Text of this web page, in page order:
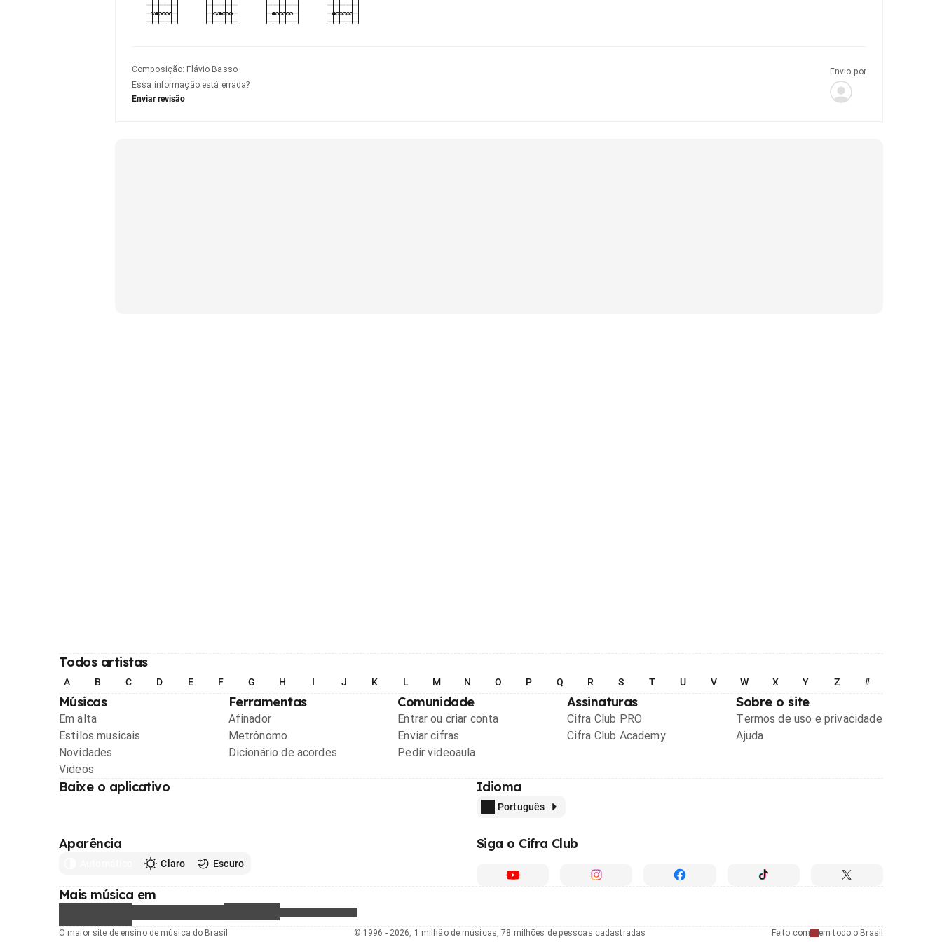
Composição: Flávio Basso
Essa informação está errada?
Enviar revisão
Envio por
Todos artistas
A B C D E F G H I J K L M N O P Q R S T U V W X Y Z #
Músicas
Em alta
Estilos musicais
Novidades
Videos
Ferramentas
Afinador
Metrônomo
Dicionário de acordes
Comunidade
Entrar ou criar conta
Enviar cifras
Pedir videoaula
Assinaturas
Cifra Club PRO
Cifra Club Academy
Sobre o site
Termos de uso e privacidade
Ajuda
Baixe o aplicativo Idioma
Português
Aparência
Claro Escuro
Siga o Cifra Club
Mais música em
O maior site de ensino de música do Brasil Feito com em todo o Brasil
© 1996 - 2026, 1 milhão de músicas, 78 milhões de pessoas cadastradas